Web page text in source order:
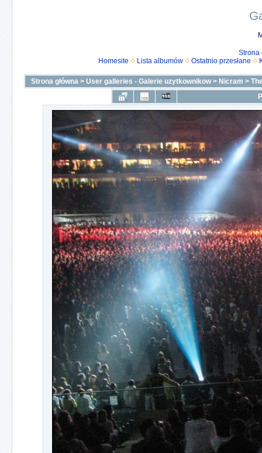
Strona
Homesite
Lista albumów Ostatnio przesłane
Strona główna > User galleries - Galerie uzytkownikow> Nicram >